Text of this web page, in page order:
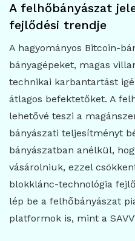
A felhőbányászat
fejlődési trendje
A hagyományos Bitcoin-
bányagépeket, magas
technikai karbantartást
átlagos befektetőket. A
lehetővé teszi a
bányászati teljesítményt
bányászatban anélkül,
vásárolniuk, ezzel
blokklánc-technológia
lép be a felhőbányászat
platformok is, mint a